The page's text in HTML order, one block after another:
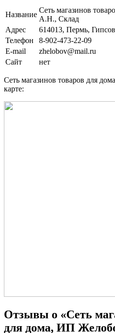
Название
Сеть магазинов
А.Н., Склад
Адрес
614013, Пермь,
Телефон
8-902-473-22-09
E-mail
zhelobov@mail.ru
Сайт
нет
Сеть магазинов товаров для
карте:
Отзывы о «Сеть
для дома, ИП